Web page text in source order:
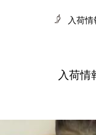
入荷情
入荷情